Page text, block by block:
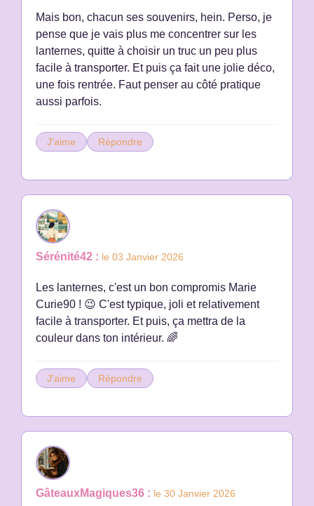
Mais bon, chacun ses souvenirs, hein. Perso, je
pense que je vais plus me concentrer sur les
lanternes, quitte à choisir un truc un peu plus
facile à transporter. Et puis ça fait une jolie déco,
une fois rentrée. Faut penser au côté pratique
aussi parfois.
J'aime Répondre
Sérénité42 : le 03 Janvier 2026
Les lanternes, c'est un bon compromis Marie
Curie90 ! 😉 C'est typique, joli et relativement
facile à transporter. Et puis, ça mettra de la
couleur dans ton intérieur. 🌈
J'aime Répondre
GâteauxMagiques36 : le 30 Janvier 2026